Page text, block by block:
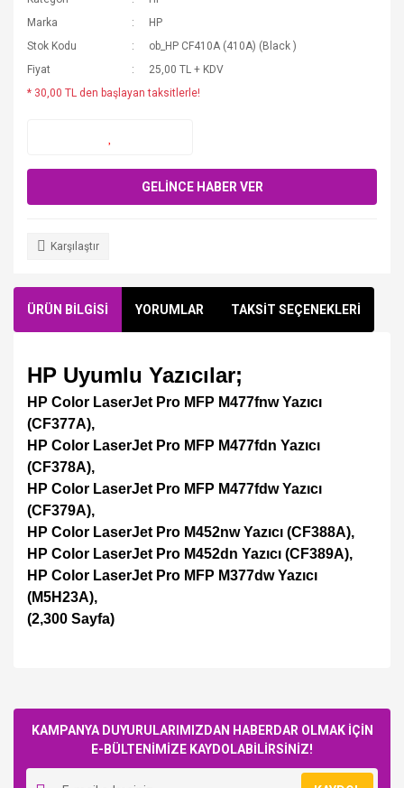
Marka
HP
Stok Kodu
ob_HP CF410A (410A) (Black )
Fiyat
25,00 TL + KDV
* 30,00 TL den başlayan taksitlerle!
GELİNCE HABER VER
Karşılaştır
ÜRÜN BİLGİSİ YORUMLAR TAKSİT SEÇENEKLERİ
HP Uyumlu Yazıcılar;
HP Color LaserJet Pro MFP M477fnw Yazıcı
(CF377A),
HP Color LaserJet Pro MFP M477fdn Yazıcı
(CF378A),
HP Color LaserJet Pro MFP M477fdw Yazıcı
(CF379A),
HP Color LaserJet Pro M452nw Yazıcı (CF388A),
HP Color LaserJet Pro M452dn Yazıcı (CF389A),
HP Color LaserJet Pro MFP M377dw Yazıcı
(M5H23A),
(2,300 Sayfa)
KAMPANYA DUYURULARIMIZDAN HABERDAR OLMAK İÇİN
E-BÜLTENİMİZE KAYDOLABİLİRSİNİZ!